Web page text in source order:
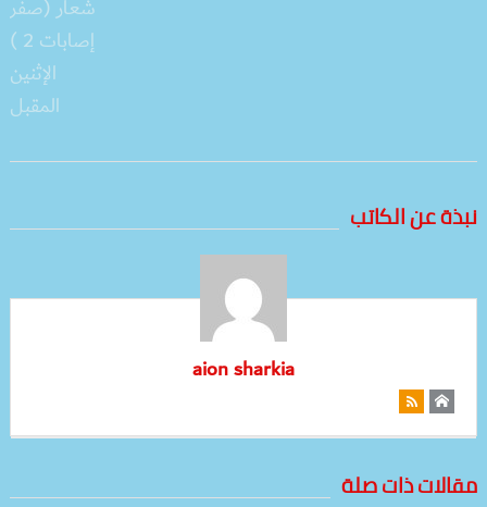
نبذة عن الكاتب
aion sharkia
مقالات ذات صلة